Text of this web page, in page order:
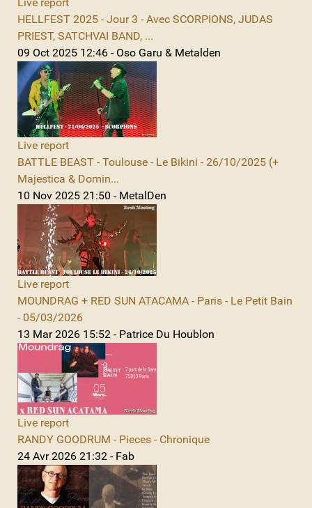
HELLFEST 2025 - Jour 3 - Avec SCORPIONS, JUDAS
PRIEST, SATCHVAI BAND, ...
09 Oct 2025 12:46 - Oso Garu & Metalden
Live report
BATTLE BEAST - Toulouse - Le Bikini - 26/10/2025 (+
Majestica & Domin...
10 Nov 2025 21:50 - MetalDen
Live report
MOUNDRAG + RED SUN ATACAMA - Paris - Le Petit Bain
- 05/03/2026
13 Mar 2026 15:52 - Patrice Du Houblon
Live report
RANDY GOODRUM - Pieces - Chronique
24 Avr 2026 21:32 - Fab